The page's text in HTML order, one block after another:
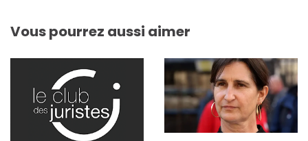
Vous pourrez aussi aimer